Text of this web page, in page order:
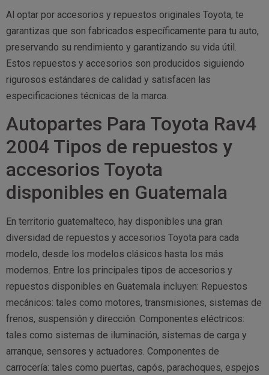
Al optar por accesorios y repuestos originales Toyota, te
garantizas que son fabricados específicamente para tu auto,
preservando su rendimiento y garantizando su vida útil.
Estos repuestos y accesorios son producidos siguiendo
rigurosos estándares de calidad y satisfacen las
especificaciones técnicas de la marca.
Autopartes Para Toyota Rav4
2004 Tipos de repuestos y
accesorios Toyota
disponibles en Guatemala
En territorio guatemalteco, hay disponibles una gran
diversidad de repuestos y accesorios Toyota para cada
modelo, desde los modelos clásicos hasta los más
modernos. Entre los principales tipos de accesorios y
repuestos disponibles en Guatemala incluyen: Repuestos
mecánicos: tales como motores, transmisiones, sistemas de
frenos, suspensión y dirección. Componentes eléctricos:
tales como sistemas de iluminación, sistemas de carga y
arranque, sensores y actuadores. Componentes de
carrocería: tales como puertas, capós, parachoques, espejos